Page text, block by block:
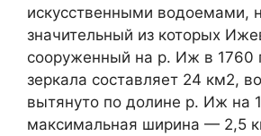
искусственными водоемами,
значительный из которых
сооруженный на р. Иж в 1760
зеркала составляет 24 км2,
вытянуто по долине р. Иж на
максимальная ширина — 2,5